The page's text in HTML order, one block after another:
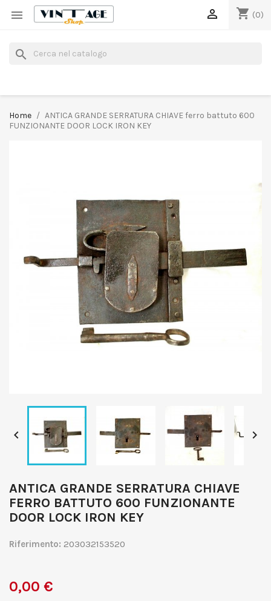
 shopping_cart (0)

search
Home
ANTICA GRANDE SERRATURA CHIAVE ferro battuto 600
FUNZIONANTE DOOR LOCK IRON KEY
 
ANTICA GRANDE SERRATURA CHIAVE
FERRO BATTUTO 600 FUNZIONANTE
DOOR LOCK IRON KEY
Riferimento: 203032153520
0,00 €